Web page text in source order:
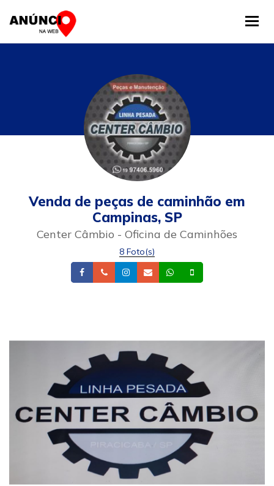
Venda de peças de caminhão em
Campinas, SP
Center Câmbio - Oficina de Caminhões
8 Foto(s)
FacebookTelefoneInstagram
Email Whatsapp